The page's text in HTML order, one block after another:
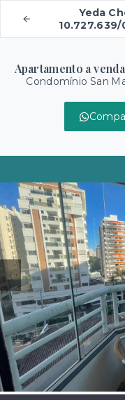
Yeda
10.727.639/
Apartamento a
Condomínio San